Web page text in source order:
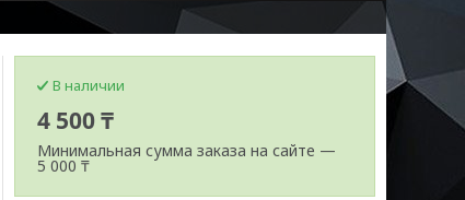
В наличии
4 500 ₸
Минимальная сумма заказа на сайте —
5 000 ₸